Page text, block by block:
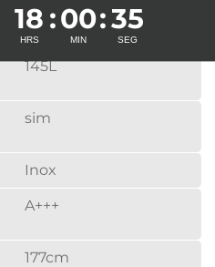
289L
145L
sim
Inox
A+++
177cm
18 00 35